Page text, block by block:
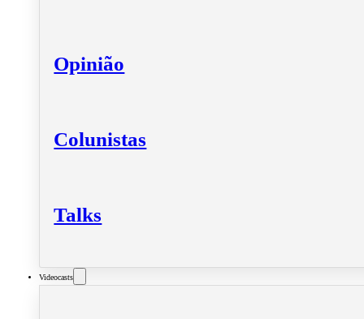
Opinião
Colunistas
Talks
Videocasts